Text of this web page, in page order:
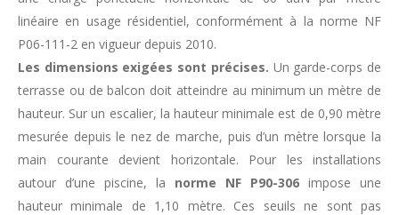
linéaire en usage résidentiel, conformément à la norme NF
P06-111-2 en vigueur depuis 2010.
Les dimensions exigées sont précises. Un garde-corps de
terrasse ou de balcon doit atteindre au minimum un mètre de
hauteur. Sur un escalier, la hauteur minimale est de 0,90 mètre
mesurée depuis le nez de marche, puis d’un mètre lorsque la
main courante devient horizontale. Pour les installations
autour d’une piscine, la norme NF P90-306 impose une
hauteur minimale de 1,10 mètre. Ces seuils ne sont pas